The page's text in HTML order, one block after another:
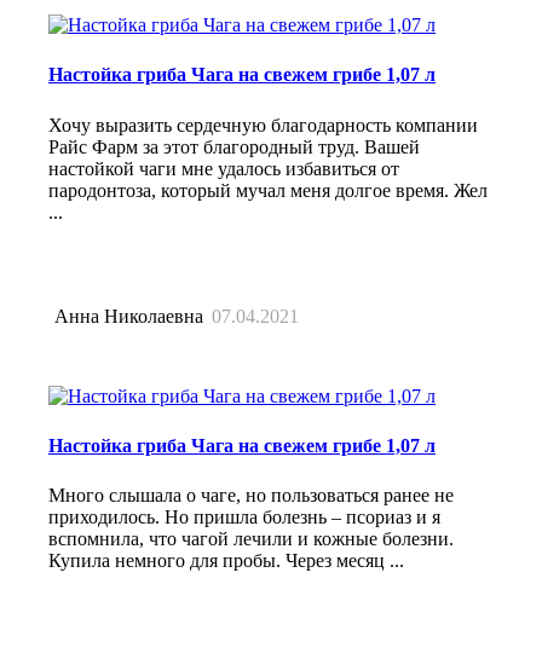
Настойка гриба Чага на свежем грибе 1,07 л
Хочу выразить сердечную благодарность компании
Райс Фарм за этот благородный труд. Вашей
настойкой чаги мне удалось избавиться от
пародонтоза, который мучал меня долгое время. Жел
...
Анна Николаевна 07.04.2021
Настойка гриба Чага на свежем грибе 1,07 л
Много слышала о чаге, но пользоваться ранее не
приходилось. Но пришла болезнь – псориаз и я
вспомнила, что чагой лечили и кожные болезни.
Купила немного для пробы. Через месяц ...